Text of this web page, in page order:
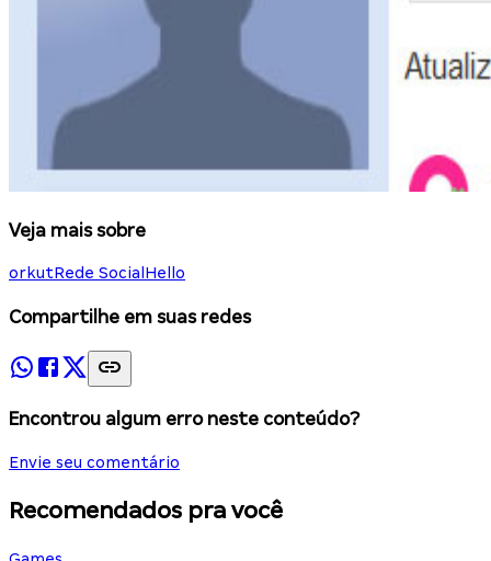
Veja mais sobre
orkutRede Social Hello
Compartilhe em suas redes
Encontrou algum erro neste conteúdo?
Envie seu comentário
Recomendados pra você